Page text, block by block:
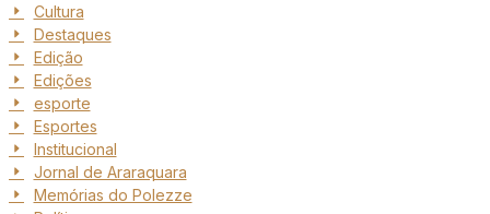
Cultura
Destaques
Edição
Edições
esporte
Esportes
Institucional
Jornal de Araraquara
Memórias do Polezze